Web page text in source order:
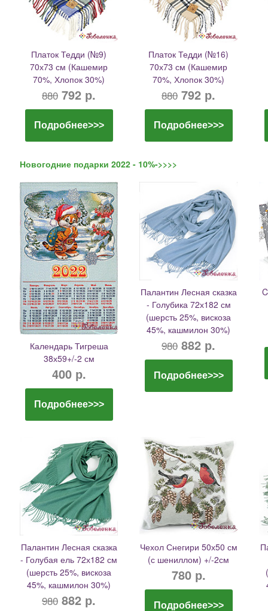
Платок Тедди (№9)
70х73 см (Кашемир
70%, Хлопок 30%)
880 792 р.
Подробнее>>>
Платок Тедди (№16)
70х73 см (Кашемир
70%, Хлопок 30%)
880 792 р.
Подробнее>>>
Новогодние подарки 2022 - 10%->>>>
Календарь Тигреша
38х59+/-2 см
400 р.
Подробнее>>>
Палантин Лесная сказка
- Голубика 72х182 см
(шерсть 25%, вискоза
45%, кашмилон 30%)
980 882 р.
Подробнее>>>
Палантин Лесная сказка
- Голубая ель 72х182 см
(шерсть 25%, вискоза
45%, кашмилон 30%)
980 882 р.
Чехол Снегири 50х50 см
(с шениллом) +/-2см
780 р.
Подробнее>>>